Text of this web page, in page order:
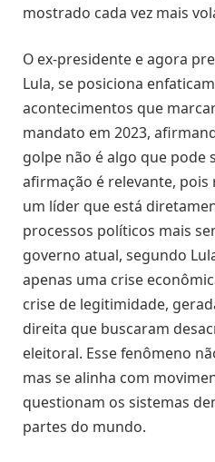
mostrado cada vez mais
O ex-presidente e agora
Lula, se posiciona
acontecimentos que
mandato em 2023,
golpe não é algo que pode
afirmação é relevante,
um líder que está
processos políticos mais
governo atual, segundo
apenas uma crise
crise de legitimidade,
direita que buscaram
eleitoral. Esse fenômeno
mas se alinha com
questionam os sistemas
partes do mundo.